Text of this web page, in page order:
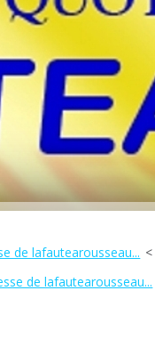
de lafautearousseau...
de lafautearousseau...